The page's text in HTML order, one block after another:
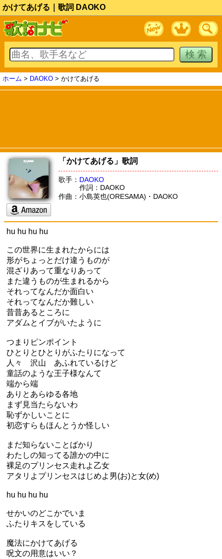
かけてあげる｜歌詞 DAOKO
ホーム > DAOKO > かけてあげる
「かけてあげる」歌詞
歌手： DAOKO
作詞：DAOKO
作曲：小島英也(ORESAMA)・DAOKO
hu hu hu hu
この世界に生まれたからには
形がちょっとだけ違うものが
混ざりあって重なりあって
また違うものが生まれるから
それってなんだか面白い
それってなんだか難しい
昔昔あるところに
アダムとイブがいたように
つまりピンポイント
ひとりとひとりがふたりになって
人々 沢山 あふれているけど
童話のような王子様なんて
端から端
ありとあらゆる各地
まず見当たらないわ
恥ずかしいことに
初恋すらもほんとうか怪しい
まだ知らないことばかり
わたしの知ってる誰かの中に
裸足のプリンセス走れよ乙女
アタリよプリンセスはじめよ男(お)と女(め)
hu hu hu hu
せかいのどこかでいま
ふたりキスをしている
魔法にかけてあげる
呪文の用意はいい？